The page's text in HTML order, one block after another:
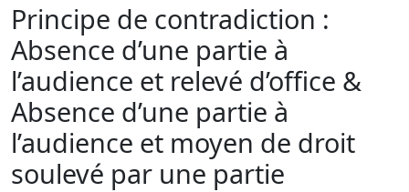
Principe de contradiction :
Absence d’une partie à
l’audience et relevé d’office &
Absence d’une partie à
l’audience et moyen de droit
soulevé par une partie